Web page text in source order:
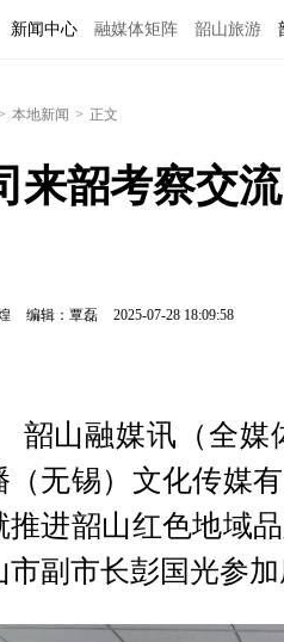
新闻中心 融媒体矩阵 韶山旅游
本地新闻 > 正文
来韶考察交
编辑：覃磊 2025-07-28 18:09:58
韶山融媒讯（全媒
（无锡）文化传媒
推进韶山红色地域
市副市长彭国光参